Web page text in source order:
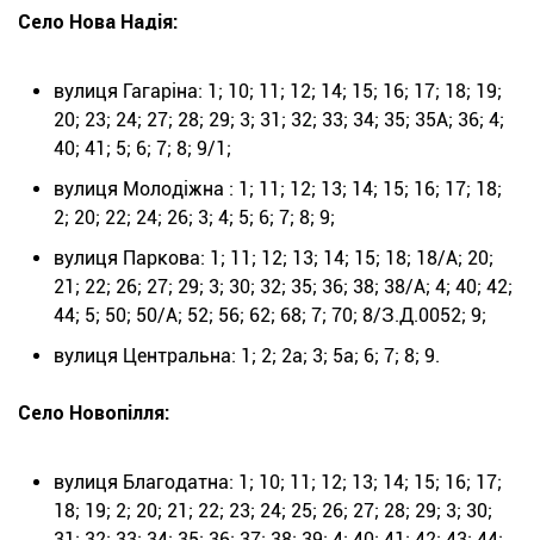
Село Нова Надія:
вулиця Гагаріна: 1; 10; 11; 12; 14; 15; 16; 17; 18; 19;
20; 23; 24; 27; 28; 29; 3; 31; 32; 33; 34; 35; 35А; 36; 4;
40; 41; 5; 6; 7; 8; 9/1;
вулиця Молодіжна : 1; 11; 12; 13; 14; 15; 16; 17; 18;
2; 20; 22; 24; 26; 3; 4; 5; 6; 7; 8; 9;
вулиця Паркова: 1; 11; 12; 13; 14; 15; 18; 18/А; 20;
21; 22; 26; 27; 29; 3; 30; 32; 35; 36; 38; 38/А; 4; 40; 42;
44; 5; 50; 50/А; 52; 56; 62; 68; 7; 70; 8/З.Д.0052; 9;
вулиця Центральна: 1; 2; 2а; 3; 5а; 6; 7; 8; 9.
Село Новопілля:
вулиця Благодатна: 1; 10; 11; 12; 13; 14; 15; 16; 17;
18; 19; 2; 20; 21; 22; 23; 24; 25; 26; 27; 28; 29; 3; 30;